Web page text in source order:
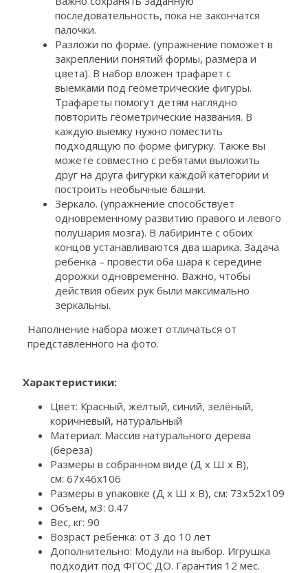
последовательность, пока не закончатся
палочки.
Разложи по форме. (упражнение поможет в
закреплении понятий формы, размера и
цвета). В набор вложен трафарет с
выемками под геометрические фигуры.
Трафареты помогут детям наглядно
повторить геометрические названия. В
каждую выемку нужно поместить
подходящую по форме фигурку. Также вы
можете совместно с ребятами выложить
друг на друга фигурки каждой категории и
построить необычные башни.
Зеркало. (упражнение способствует
одновременному развитию правого и левого
полушария мозга). В лабиринте с обоих
концов устанавливаются два шарика. Задача
ребенка – провести оба шара к середине
дорожки одновременно. Важно, чтобы
действия обеих рук были максимально
зеркальны.
Наполнение набора может отличаться от
представленного на фото.
Характеристики:
Цвет: Красный, желтый, синий, зелёный,
коричневый, натуральный
Материал: Массив натурального дерева
(береза)
Размеры в собранном виде (Д х Ш х В),
см: 67х46х106
Размеры в упаковке (Д х Ш х В), см: 73х52х109
Объем, м3: 0.47
Вес, кг: 90
Возраст ребенка: от 3 до 10 лет
Дополнительно: Модули на выбор. Игрушка
подходит под ФГОС ДО. Гарантия 12 мес.